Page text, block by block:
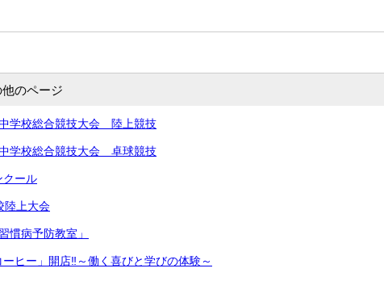
のページ
学校総合競技大会 陸上競技
学校総合競技大会 卓球競技
クール
陸上大会
慣病予防教室」
ヒー」開店‼︎～働く喜びと学びの体験～